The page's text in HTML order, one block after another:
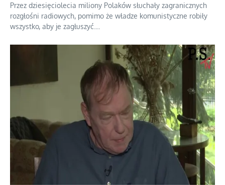
Przez dziesięciolecia miliony Polaków słuchały zagranicznych
rozgłośni radiowych, pomimo że władze komunistyczne robiły
wszystko, aby je zagłuszyć.